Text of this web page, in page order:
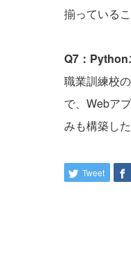
揃っている
Q7：Python
職業訓練校
で、Webア
みも構築し
Tweet